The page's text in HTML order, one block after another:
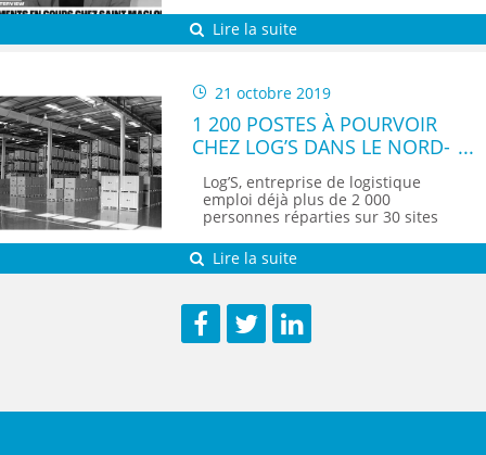
Lire la suite
21 octobre 2019
1 200 POSTES À POURVOIR
CHEZ LOG’S DANS LE NORD-
PAS-DE-CALAIS
Log’S, entreprise de logistique
emploi déjà plus de 2 000
personnes réparties sur 30 sites
Lire la suite